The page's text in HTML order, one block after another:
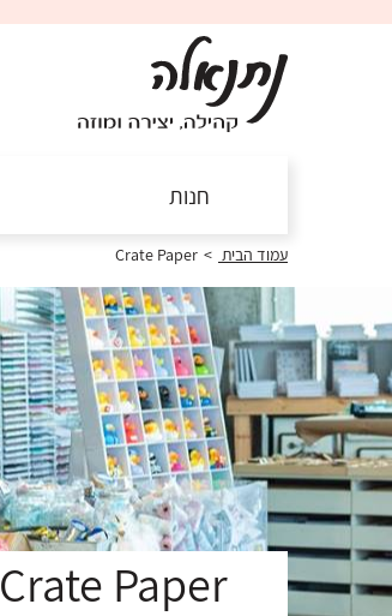
חנות
עמוד הבית >
Crate Paper
Crate Paper